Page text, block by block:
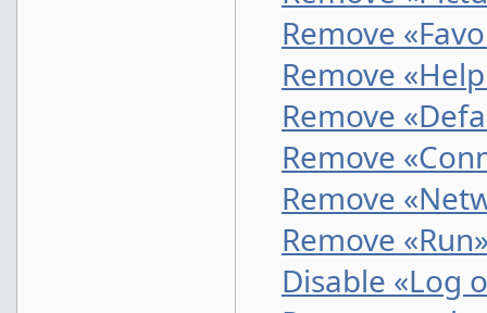
Remove
Remove
Remove
Remove
Remove
Remove
Disable «Log